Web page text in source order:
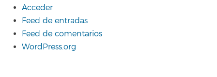
Acceder
Feed de entradas
Feed de comentarios
WordPress.org